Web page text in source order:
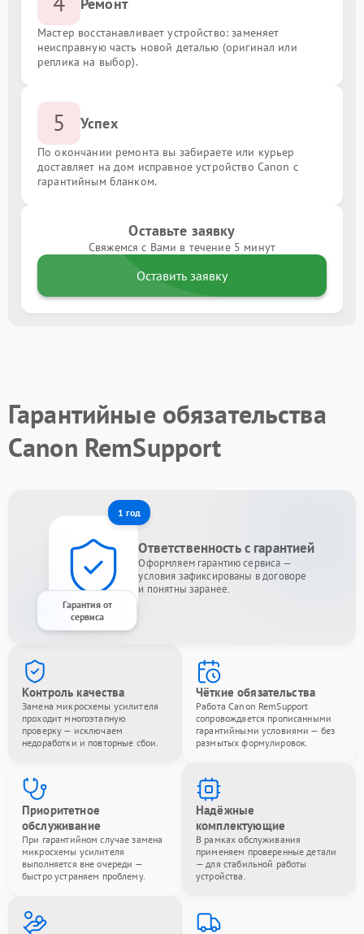
Мастер восстанавливает устройство: заменяет
неисправную часть новой деталью (оригинал или
реплика на выбор).
5 Успех
По окончании ремонта вы забираете или курьер
доставляет на дом исправное устройство Canon с
гарантийным бланком.
Оставьте заявку
Свяжемся с Вами в течение 5 минут
Оставить заявку
Гарантийные обязательства
Canon RemSupport
1 год
Гарантия от
сервиса
Ответственность с гарантией
Оформляем гарантию сервиса —
условия зафиксированы в договоре
и понятны заранее.
Контроль качества
Замена микросхемы усилителя
проходит многоэтапную
проверку — исключаем
недоработки и повторные сбои.
Чёткие обязательства
Работа Canon RemSupport
сопровождается прописанными
гарантийными условиями — без
размытых формулировок.
Приоритетное
обслуживание
При гарантийном случае замена
микросхемы усилителя
выполняется вне очереди —
быстро устраняем проблему.
Надёжные
комплектующие
В рамках обслуживания
применяем проверенные детали
— для стабильной работы
устройства.